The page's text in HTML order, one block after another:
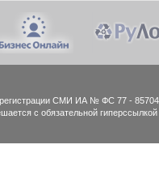
регистрации СМИ ИА № ФС 77 - 85704
с обязательной гиперссылкой